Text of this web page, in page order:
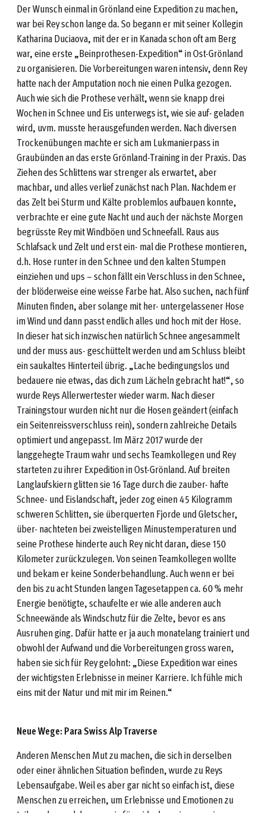
Der Wunsch einmal in Grönland eine Expedition zu machen,
war bei Rey schon lange da. So begann er mit seiner Kollegin
Katharina Duciaova, mit der er in Kanada schon oft am Berg
war, eine erste „Beinprothesen-Expedition“ in Ost-Grönland
zu organisieren. Die Vorbereitungen waren intensiv, denn Rey
hatte nach der Amputation noch nie einen Pulka gezogen.
Auch wie sich die Prothese verhält, wenn sie knapp drei
Wochen in Schnee und Eis unterwegs ist, wie sie auf- geladen
wird, uvm. musste herausgefunden werden. Nach diversen
Trockenübungen machte er sich am Lukmanierpass in
Graubünden an das erste Grönland-Training in der Praxis. Das
Ziehen des Schlittens war strenger als erwartet, aber
machbar, und alles verlief zunächst nach Plan. Nachdem er
das Zelt bei Sturm und Kälte problemlos aufbauen konnte,
verbrachte er eine gute Nacht und auch der nächste Morgen
begrüsste Rey mit Windböen und Schneefall. Raus aus
Schlafsack und Zelt und erst ein- mal die Prothese montieren,
d.h. Hose runter in den Schnee und den kalten Stumpen
einziehen und ups – schon fällt ein Verschluss in den Schnee,
der blöderweise eine weisse Farbe hat. Also suchen, nach fünf
Minuten finden, aber solange mit her- untergelassener Hose
im Wind und dann passt endlich alles und hoch mit der Hose.
In dieser hat sich inzwischen natürlich Schnee angesammelt
und der muss aus- geschüttelt werden und am Schluss bleibt
ein saukaltes Hinterteil übrig. „Lache bedingungslos und
bedauere nie etwas, das dich zum Lächeln gebracht hat!“, so
wurde Reys Allerwertester wieder warm. Nach dieser
Trainingstour wurden nicht nur die Hosen geändert (einfach
ein Seitenreissverschluss rein), sondern zahlreiche Details
optimiert und angepasst. Im März 2017 wurde der
langgehegte Traum wahr und sechs Teamkollegen und Rey
starteten zu ihrer Expedition in Ost-Grönland. Auf breiten
Langlaufskiern glitten sie 16 Tage durch die zauber- hafte
Schnee- und Eislandschaft, jeder zog einen 45 Kilogramm
schweren Schlitten, sie überquerten Fjorde und Gletscher,
über- nachteten bei zweistelligen Minustemperaturen und
seine Prothese hinderte auch Rey nicht daran, diese 150
Kilometer zurückzulegen. Von seinen Teamkollegen wollte
und bekam er keine Sonderbehandlung. Auch wenn er bei
den bis zu acht Stunden langen Tagesetappen ca. 60 % mehr
Energie benötigte, schaufelte er wie alle anderen auch
Schneewände als Windschutz für die Zelte, bevor es ans
Ausruhen ging. Dafür hatte er ja auch monatelang trainiert und
obwohl der Aufwand und die Vorbereitungen gross waren,
haben sie sich für Rey gelohnt: „Diese Expedition war eines
der wichtigsten Erlebnisse in meiner Karriere. Ich fühle mich
eins mit der Natur und mit mir im Reinen.“
Neue Wege: Para Swiss Alp Traverse
Anderen Menschen Mut zu machen, die sich in derselben
oder einer ähnlichen Situation befinden, wurde zu Reys
Lebensaufgabe. Weil es aber gar nicht so einfach ist, diese
Menschen zu erreichen, um Erlebnisse und Emotionen zu